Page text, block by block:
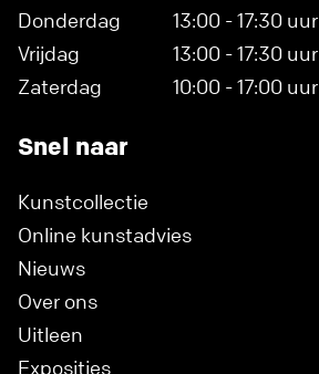
Donderdag
13:00 - 17:30 uur
Vrijdag
13:00 - 17:30 uur
Zaterdag
10:00 - 17:00 uur
Snel naar
Kunstcollectie
Online kunstadvies
Nieuws
Over ons
Uitleen
Exposities